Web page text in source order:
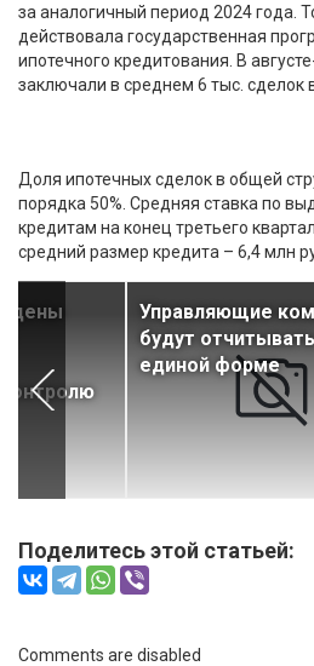
за аналогичный период 2024 года.
действовала государственная
ипотечного кредитования. В
заключали в среднем 6 тыс. сделок
Доля ипотечных сделок в общей
порядка 50%. Средняя ставка по
кредитам на конец третьего
средний размер кредита – 6,4 млн
Управляющие
будут
единой форме
Поделитесь этой статьей:
Comments are disabled